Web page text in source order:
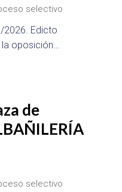
selectivo
2026. Edicto
oposición…
de
selectivo